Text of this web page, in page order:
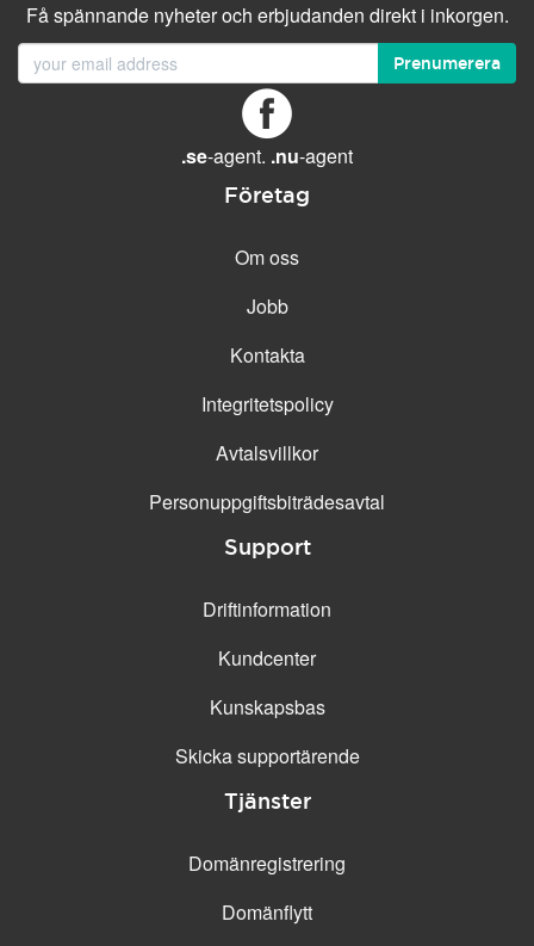
Få spännande nyheter och erbjudanden direkt i inkorgen.
Prenumerera
.se-agent. .nu-agent
Företag
Om oss
Jobb
Kontakta
Integritetspolicy
Avtalsvillkor
Personuppgifts­biträdesavtal
Support
Driftinformation
Kundcenter
Kunskapsbas
Skicka supportärende
Tjänster
Domänregistrering
Domänflytt